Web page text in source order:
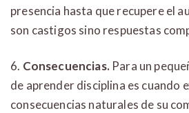
presencia hasta que recupere el
son castigos sino respuestas
6. Consecuencias.Para un
de aprender disciplina es cuando
consecuencias naturales de su